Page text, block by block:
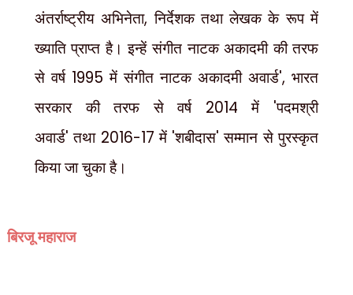
अंतर्राष्ट्रीय अभिनेता,निर्देशक तथा लेखक के रूप में
ख्याति प्राप्त है। इन्हें संगीत नाटक अकादमी की तरफ
से वर्ष 1995 में संगीत नाटक अकादमी अवार्ड',भारत
सरकार की तरफ से वर्ष 2014 में 'पदमश्री
अवार्ड'तथा 2016-17 में 'शबीदास'सम्मान से पुरस्कृत
किया जा चुका है।
बिरजू महाराज